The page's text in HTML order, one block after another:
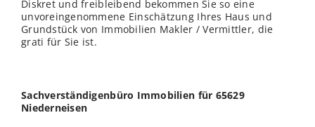
Diskret und freibleibend bekommen Sie so eine
unvoreingenommene Einschätzung Ihres Haus und
Grundstück von Immobilien Makler / Vermittler, die
grati für Sie ist.
Sachverständigenbüro Immobilien für 65629
Niederneisen